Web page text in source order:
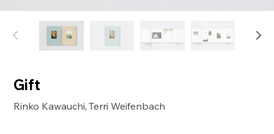
Gift
Rinko Kawauchi,Terri Weifenbach